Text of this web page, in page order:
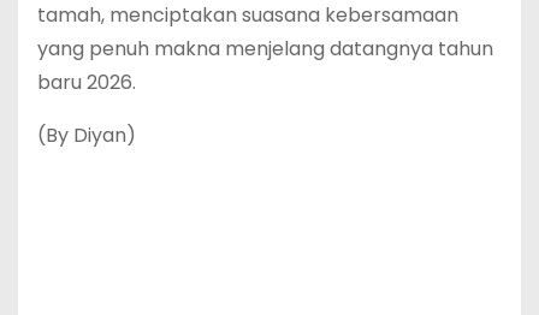
tamah, menciptakan suasana kebersamaan
yang penuh makna menjelang datangnya tahun
baru 2026.
(By Diyan)